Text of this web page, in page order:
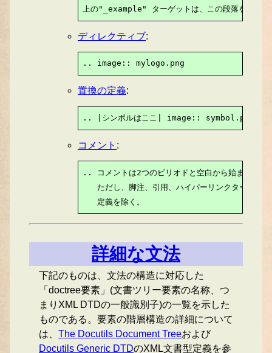
上の"_example" ターゲットは、この段落を示す。
ディレクティブ:
.. image:: mylogo.png
置換の定義:
.. |シンボルはここ| image:: symbol.png
コメント :
.. コメントは2つのピリオドと空白から始まる。そ
ただし、脚注、引用、ハイパーリンクターゲッ
   定義を除く。
詳細な文法
下記のものは、文法の構造に対応した
「doctree要素」(文書ツリー要素の名称、つ
まりXML DTDの一般識別子)の一覧を示した
ものである。要素の階層構造の詳細について
は、 The Docutils Document Treeおよび
Docutils Generic DTDのXML文書型定義を参